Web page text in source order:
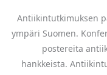
Antiikintutkimuksen
ympäri Suomen.
postereita
hankkeista.